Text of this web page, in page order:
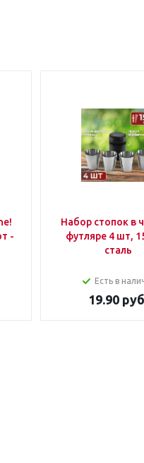
-
Набор стопок в
футляре 4 шт,
сталь
Есть в
19.90